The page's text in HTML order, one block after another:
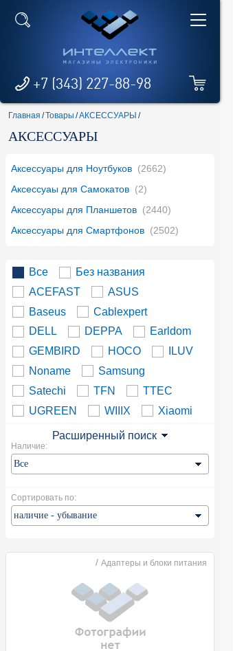
+7 (343) 227-88-98
Главная /Товары /АКСЕССУАРЫ /
АКСЕССУАРЫ
Аксессуары для Ноутбуков (2662)
Аксессуаы для Самокатов (2)
Аксессуары для Планшетов (2440)
Аксессуары для Смартфонов (2502)
Все
Без названия
ACEFAST
ASUS
Baseus
Cablexpert
DELL
DEPPA
Earldom
GEMBIRD
HOCO
ILUV
Noname
Samsung
Satechi
TFN
TTEC
UGREEN
WIIIX Xiaomi
Расширенный поиск
Наличие:
Сортировать по:
/ Адаптеры и блоки питания